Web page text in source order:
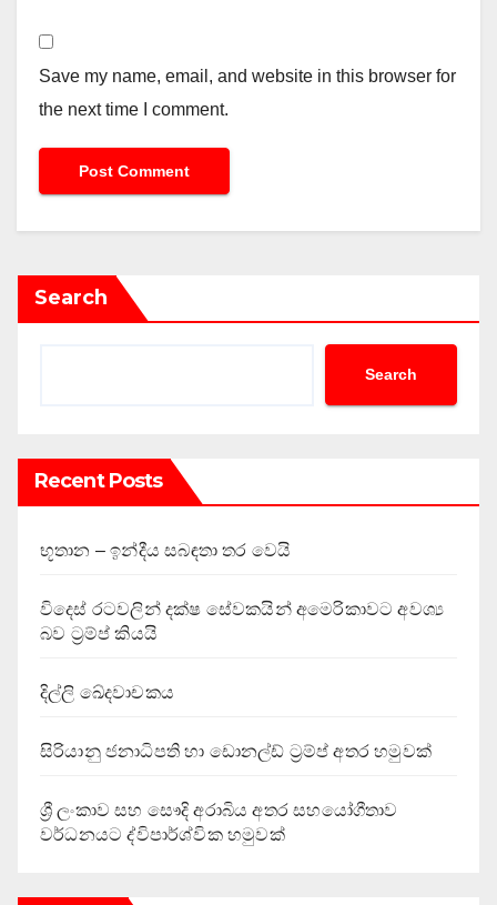
Save my name, email, and website in this browser for
the next time I comment.
Search
Search
Recent Posts
භූතාන – ඉන්දීය සබඳතා තර වෙයි
විදෙස් රටවලින් දක්ෂ සේවකයින් අමෙරිකාවට අවශ්‍ය
බව ට්‍රම්ප් කියයි
දිල්ලි ඛේදවාචකය
සිරියානු ජනාධිපති හා ඩොනල්ඩ් ට්‍රම්ප් අතර හමුවක්
ශ්‍රී ලංකාව සහ සෞදි අරාබිය අතර සහයෝගීතාව
වර්ධනයට ද්විපාර්ශ්වික හමුවක්